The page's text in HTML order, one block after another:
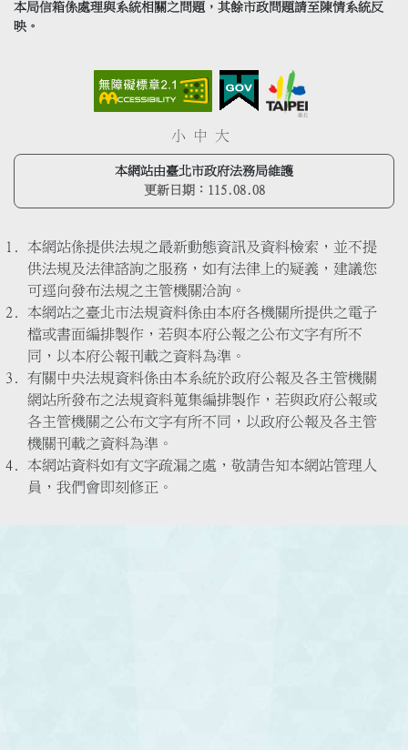
本局信箱係處理與系統相關之問題，其餘市政問題請至陳情系統反
映。
小 中 大
本網站由臺北市政府法務局維護
更新日期： 115.08.08
本網站係提供法規之最新動態資訊及資料檢索，並不提
供法規及法律諮詢之服務，如有法律上的疑義，建議您
可逕向發布法規之主管機關洽詢。
本網站之臺北市法規資料係由本府各機關所提供之電子
檔或書面編排製作，若與本府公報之公布文字有所不
同，以本府公報刊載之資料為準。
有關中央法規資料係由本系統於政府公報及各主管機關
網站所發布之法規資料蒐集編排製作，若與政府公報或
各主管機關之公布文字有所不同，以政府公報及各主管
機關刊載之資料為準。
本網站資料如有文字疏漏之處，敬請告知本網站管理人
員，我們會即刻修正。